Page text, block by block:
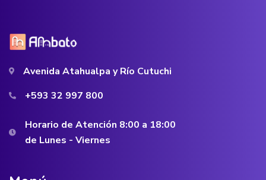
Avenida Atahualpa y Río Cutuchi
+593 32 997 800
Horario de Atención 8:00 a 18:00
de Lunes - Viernes